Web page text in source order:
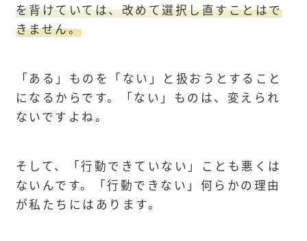
を背けていては、改めて選択し直すことはで
きません。
「ある」ものを「ない」と扱おうとすること
になるからです。「ない」ものは、変えられ
ないですよね。
そして、「行動できていない」ことも悪くは
ないんです。「行動できない」何らかの理由
が私たちにはあります。